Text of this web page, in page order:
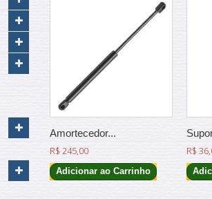
Amortecedor...
R$ 245,00
Adicionar ao Carrinho
R$